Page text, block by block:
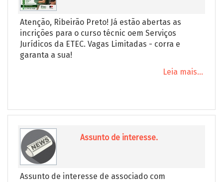
Atenção, Ribeirão Preto! Já estão abertas as
incrições para o curso técnic oem Serviços
Jurídicos da ETEC. Vagas Limitadas - corra e
garanta a sua!
Leia mais...
Assunto de interesse.
Assunto de interesse de associado com